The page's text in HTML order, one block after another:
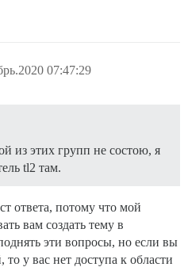
07:47:29
из этих групп не состою, я
tl2 там.
ответа, потому что мой
вам создать тему в
эти вопросы, но если вы
то у вас нет доступа к области